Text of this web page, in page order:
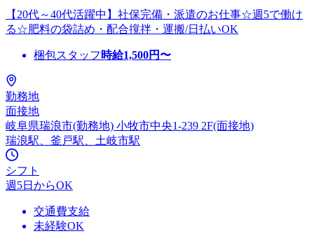
【20代～40代活躍中】社保完備・派遣のお仕事☆週5で働け
る☆肥料の袋詰め・配合撹拌・運搬/日払いOK
梱包スタッフ 時給1,500円〜
勤務地
面接地
岐阜県瑞浪市(勤務地) 小牧市中央1-239 2F(面接地)
瑞浪駅、釜戸駅、土岐市駅
シフト
週5日からOK
交通費支給
未経験OK